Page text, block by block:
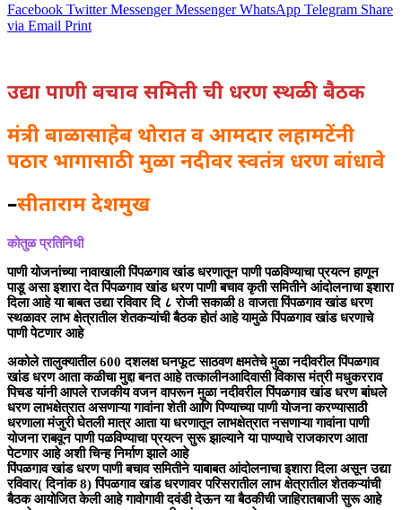
Facebook Twitter Messenger Messenger WhatsApp Telegram Share
via Email Print
उद्या पाणी बचाव समिती ची धरण स्थळी बैठक
मंत्री बाळासाहेब थोरात व आमदार लहामटेंनी
पठार भागासाठी मुळा नदीवर स्वतंत्र धरण बांधावे
–सीताराम देशमुख
कोतुळ प्रतिनिधी
पाणी योजनांच्या नावाखाली पिंपळगाव खांड धरणातून पाणी पळविण्याचा प्रयत्न हाणून
पाडू असा इशारा देत पिंपळगाव खांड धरण पाणी बचाव कृती समितीने आंदोलनाचा इशारा
दिला आहे या बाबत उद्या रविवार दि ८ रोजी सकाळी 8 वाजता पिंपळगाव खांड धरण
स्थळावर लाभ क्षेत्रातील शेतकऱ्यांची बैठक होतं आहे यामुळे पिंपळगाव खांड धरणाचे
पाणी पेटणार आहे
अकोले तालुक्यातील 600 दशलक्ष घनफूट साठवण क्षमतेचे मुळा नदीवरील पिंपळगाव
खांड धरण आता कळीचा मुद्दा बनत आहे तत्कालीनआदिवासी विकास मंत्री मधुकरराव
पिचड यांनी आपले राजकीय वजन वापरून मुळा नदीवरील पिंपळगाव खांड धरण बांधले
धरण लाभक्षेत्रात असणाऱ्या गावांना शेती आणि पिण्याच्या पाणी योजना करण्यासाठी
धरणाला मंजुरी घेतली मात्र आता या धरणातून लाभक्षेत्रात नसणाऱ्या गावांना पाणी
योजना राबवून पाणी पळविण्याचा प्रयत्न सुरू झाल्याने या पाण्याचे राजकारण आता
पेटणार आहे अशी चिन्ह निर्माण झाले आहे
पिंपळगाव खांड धरण पाणी बचाव समितीने याबाबत आंदोलनाचा इशारा दिला असून उद्या
रविवार( दिनांक 8) पिंपळगाव खांड धरणावर परिसरातील लाभ क्षेत्रातील शेतकऱ्यांची
बैठक आयोजित केली आहे गावोगावी दवंडी देऊन या बैठकीची जाहिरातबाजी सुरू आहे